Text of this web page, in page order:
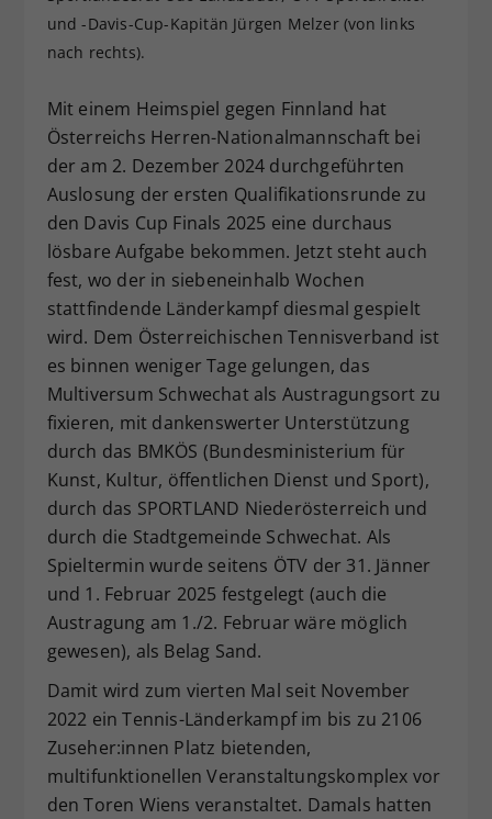
und -Davis-Cup-Kapitän Jürgen Melzer (von links
nach rechts).
Mit einem Heimspiel gegen Finnland hat
Österreichs Herren-Nationalmannschaft bei
der am 2. Dezember 2024 durchgeführten
Auslosung der ersten Qualifikationsrunde zu
den Davis Cup Finals 2025 eine durchaus
lösbare Aufgabe bekommen. Jetzt steht auch
fest, wo der in siebeneinhalb Wochen
stattfindende Länderkampf diesmal gespielt
wird. Dem Österreichischen Tennisverband ist
es binnen weniger Tage gelungen, das
Multiversum Schwechat als Austragungsort zu
fixieren, mit dankenswerter Unterstützung
durch das BMKÖS (Bundesministerium für
Kunst, Kultur, öffentlichen Dienst und Sport),
durch das SPORTLAND Niederösterreich und
durch die Stadtgemeinde Schwechat. Als
Spieltermin wurde seitens ÖTV der 31. Jänner
und 1. Februar 2025 festgelegt (auch die
Austragung am 1./2. Februar wäre möglich
gewesen), als Belag Sand.
Damit wird zum vierten Mal seit November
2022 ein Tennis-Länderkampf im bis zu 2106
Zuseher:innen Platz bietenden,
multifunktionellen Veranstaltungskomplex vor
den Toren Wiens veranstaltet. Damals hatten
Zweck
Dieser Wert speichert Ihre Consent-
historische Speicherung Ihrer
vorgenommen Einstellungen, falls der
Webseiten-Betreiber dies eingestellt
hat.